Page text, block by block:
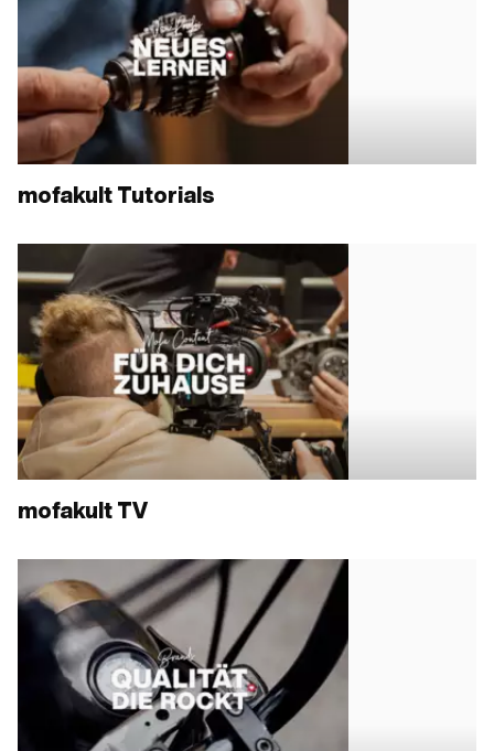
mofakult Tutorials
mofakult TV